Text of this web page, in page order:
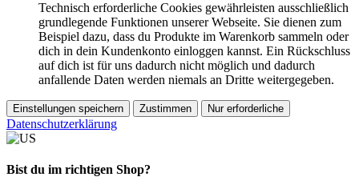
Technisch erforderliche Cookies gewährleisten ausschließlich
grundlegende Funktionen unserer Webseite. Sie dienen zum
Beispiel dazu, dass du Produkte im Warenkorb sammeln oder
dich in dein Kundenkonto einloggen kannst. Ein Rückschluss
auf dich ist für uns dadurch nicht möglich und dadurch
anfallende Daten werden niemals an Dritte weitergegeben.
Einstellungen speichern Zustimmen Nur erforderliche
Datenschutzerklärung
Bist du im richtigen Shop?